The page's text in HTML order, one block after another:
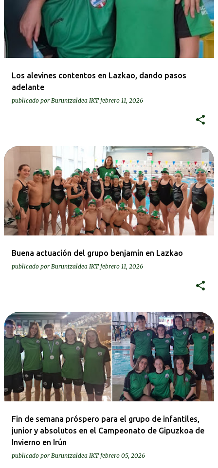
Los alevines contentos en Lazkao, dando pasos
adelante
publicado por Buruntzaldea IKT febrero 11, 2026
Buena actuación del grupo benjamín en Lazkao
publicado por Buruntzaldea IKT febrero 11, 2026
Fin de semana próspero para el grupo de infantiles,
junior y absolutos en el Campeonato de Gipuzkoa de
Invierno en Irún
publicado por Buruntzaldea IKT febrero 05, 2026